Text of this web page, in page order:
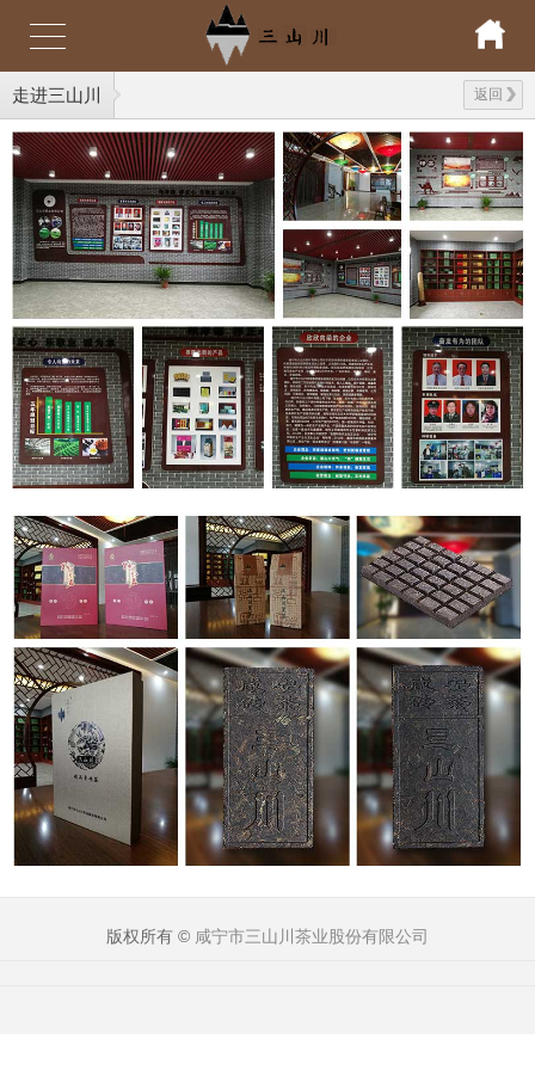
走进三山川 返回
版权所有 © 咸宁市三山川茶业股份有限公司